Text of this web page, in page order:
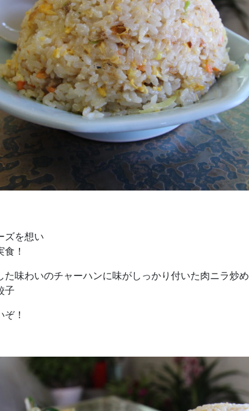
ズを想い
！
た味わいのチャーハンに味がしっかり付いた肉ニラ炒め
子
！